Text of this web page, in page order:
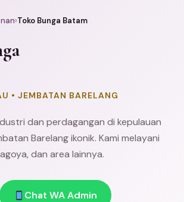
›Toko Bunga Batam
• JEMBATAN BARELANG
dan perdagangan di kepulauan
Barelang ikonik. Kami melayani
dan area lainnya.
Chat WA Admin